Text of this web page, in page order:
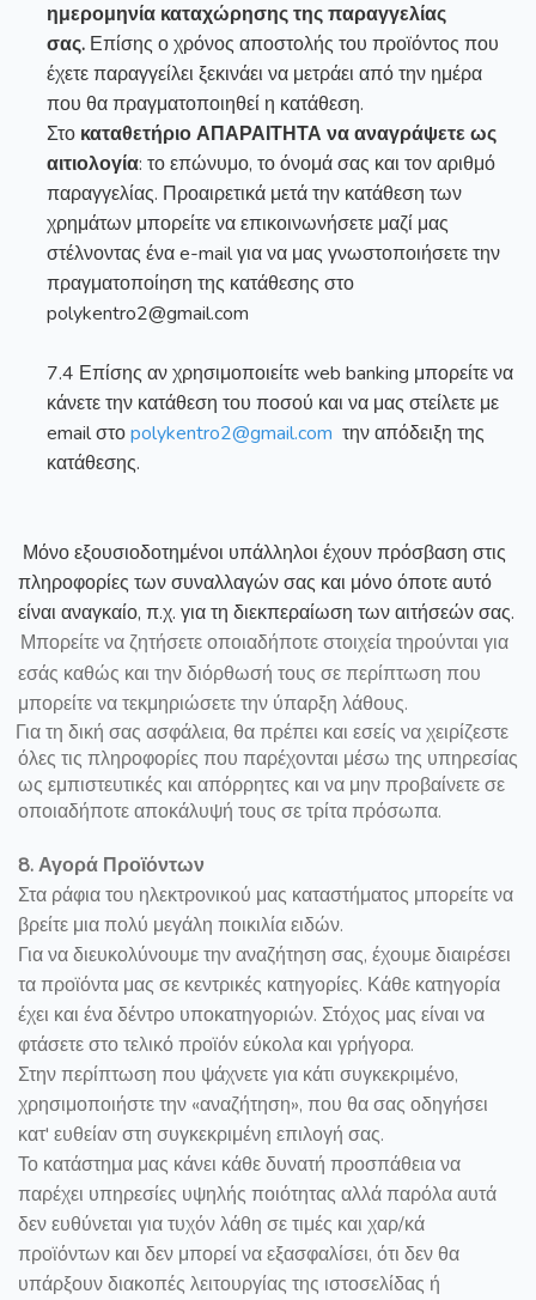
ημερομηνία καταχώρησης της παραγγελίας
σας. Επίσης ο χρόνος αποστολής του προϊόντος που
έχετε παραγγείλει ξεκινάει να μετράει από την ημέρα
που θα πραγματοποιηθεί η κατάθεση.
Στο καταθετήριοΑΠΑΡΑΙΤΗΤΑ να αναγράψετε ως
αιτιολογία: το επώνυμο, το όνομά σας και τον αριθμό
παραγγελίας. Προαιρετικά μετά την κατάθεση των
χρημάτων μπορείτε να επικοινωνήσετε μαζί μας
στέλνοντας ένα e-mail για να μας γνωστοποιήσετε την
πραγματοποίηση της κατάθεσης στο
polykentro2@gmail.com
7.4 Επίσης αν χρησιμοποιείτε web banking μπορείτε να
κάνετε την κατάθεση του ποσού και να μας στείλετε με
email στοpolykentro2@gmail.com την απόδειξη της
κατάθεσης.
Μόνο εξουσιοδοτημένοι υπάλληλοι έχουν πρόσβαση στις
πληροφορίες των συναλλαγών σας και μόνο όποτε αυτό
είναι αναγκαίο, π.χ. για τη διεκπεραίωση των αιτήσεών σας.
Μπορείτε να ζητήσετε οποιαδήποτε στοιχεία τηρούνται για
εσάς καθώς και την διόρθωσή τους σε περίπτωση που
μπορείτε να τεκμηριώσετε την ύπαρξη λάθους.
Για τη δική σας ασφάλεια, θα πρέπει και εσείς να χειρίζεστε
όλες τις πληροφορίες που παρέχονται μέσω της υπηρεσίας
ως εμπιστευτικές και απόρρητες και να μην προβαίνετε σε
οποιαδήποτε αποκάλυψή τους σε τρίτα πρόσωπα.
8. Αγορά Προϊόντων
Στα ράφια του ηλεκτρονικού μας καταστήματος μπορείτε να
βρείτε μια πολύ μεγάλη ποικιλία ειδών.
Για να διευκολύνουμε την αναζήτηση σας, έχουμε διαιρέσει
τα προϊόντα μας σε κεντρικές κατηγορίες. Κάθε κατηγορία
έχει και ένα δέντρο υποκατηγοριών. Στόχος μας είναι να
φτάσετε στο τελικό προϊόν εύκολα και γρήγορα.
Στην περίπτωση που ψάχνετε για κάτι συγκεκριμένο,
χρησιμοποιήστε την «αναζήτηση», που θα σας οδηγήσει
κατ' ευθείαν στη συγκεκριμένη επιλογή σας.
Το κατάστημα μας κάνει κάθε δυνατή προσπάθεια να
παρέχει υπηρεσίες υψηλής ποιότητας αλλά παρόλα αυτά
δεν ευθύνεται για τυχόν λάθη σε τιμές και χαρ/κά
προϊόντων και δεν μπορεί να εξασφαλίσει, ότι δεν θα
υπάρξουν διακοπές λειτουργίας της ιστοσελίδας ή